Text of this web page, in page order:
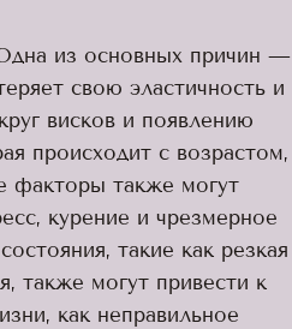
из основных причин —
свою эластичность и
висков и появлению
происходит с возрастом,
факторы также могут
курение и чрезмерное
такие как резкая
также могут привести к
как неправильное